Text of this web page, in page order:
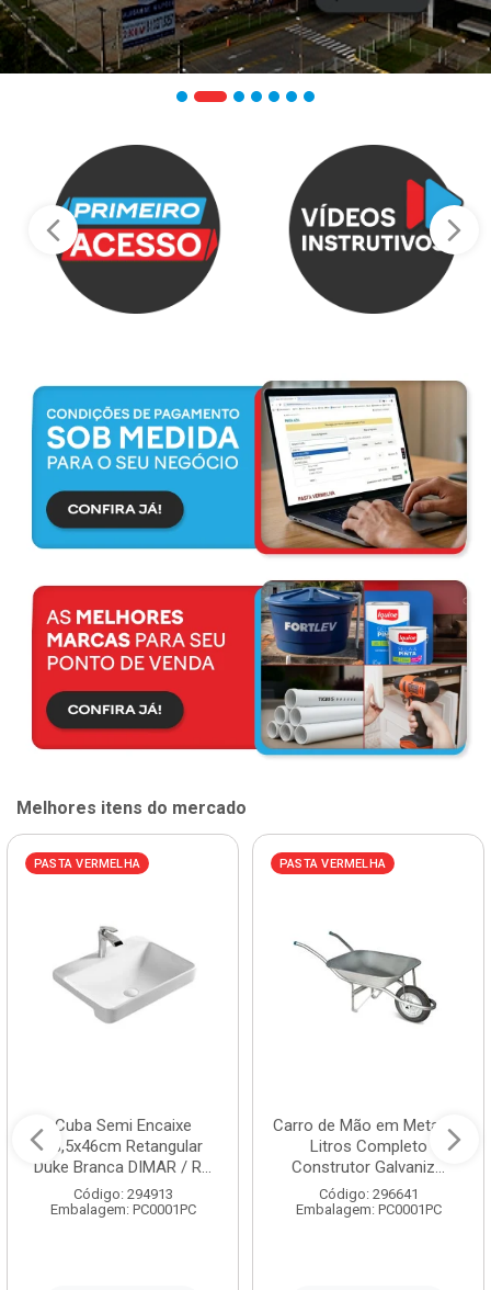
Melhores itens do mercado
PASTA VERMELHA
Cuba Semi Encaixe
58,5x46cm Retangular
Duke Branca DIMAR / R...
Código: 294913
Embalagem: PC0001PC
PASTA VERMELHA
Carro de Mão em Metal 60
Litros Completo
Construtor Galvaniz...
Código: 296641
Embalagem: PC0001PC